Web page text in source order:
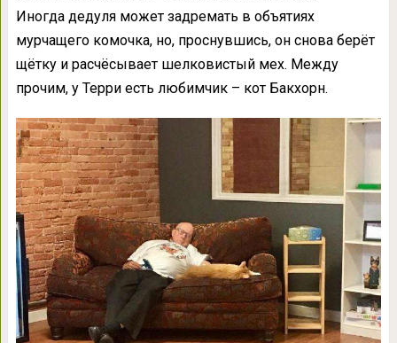
Иногда дедуля может задремать в объятиях
мурчащего комочка, но, проснувшись, он снова берёт
щётку и расчёсывает шелковистый мех. Между
прочим, у Терри есть любимчик – кот Бакхорн.